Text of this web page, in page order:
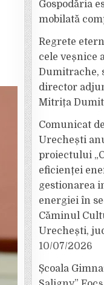
Gospodăria
mobilată
Regrete
cele veșnice
Dumitrache,
director
Mitrița
Comunicat
Urechești
proiectului
eficienței
gestionarea
energiei în
Căminul
Urechești,
10/07/2026
Școala